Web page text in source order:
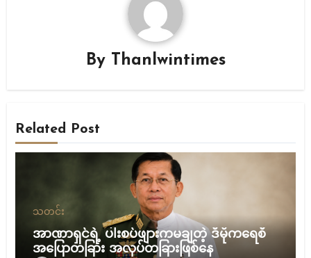
By Thanlwintimes
Related Post
သတင်း
အာဏာရှင်ရဲ့ ပါးစပ်ဖျားကမချတဲ့ ဒီမိုကရေစီ
အပြောတခြား အလုပ်တခြားဖြစ်နေ